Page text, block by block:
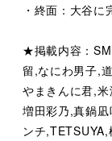
・終面：大谷に
★掲載内容：
留,なにわ男子,
やまきんに君,
増田彩乃,真鍋
ンチ